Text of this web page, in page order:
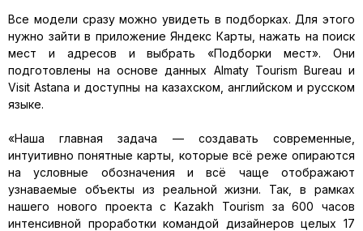
Все модели сразу можно увидеть в подборках. Для этого
нужно зайти в приложение Яндекс Карты, нажать на поиск
мест и адресов и выбрать «Подборки мест». Они
подготовлены на основе данных Almaty Tourism Bureau и
Visit Astana и доступны на казахском, английском и русском
языке.
«Наша главная задача — создавать современные,
интуитивно понятные карты, которые всё реже опираются
на условные обозначения и всё чаще отображают
узнаваемые объекты из реальной жизни. Так, в рамках
нашего нового проекта с Kazakh Tourism за 600 часов
интенсивной проработки командой дизайнеров целых 17